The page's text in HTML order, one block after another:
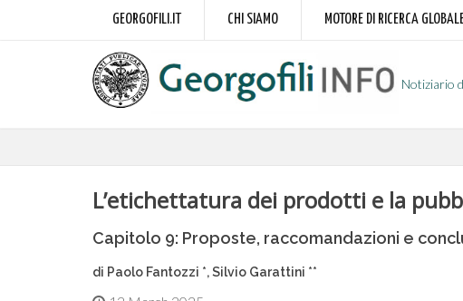
GEORGOFILI.IT CHI SIAMO MOTORE DI RICERCA
Notiziario
L’etichettatura dei prodotti e la
Capitolo 9: Proposte, raccomandazioni e
di Paolo Fantozzi *, Silvio Garattini **